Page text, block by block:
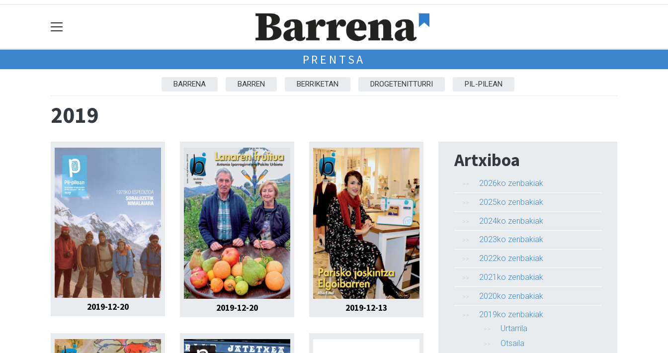
PRENTSA
BARRENA BARREN BERRIKETAN DROGETENITTURRI PIL-PILEAN
2019
2019-12-20 2019-12-20 2019-12-13
Artxiboa
2026ko zenbakiak
2025ko zenbakiak
2024ko zenbakiak
2023ko zenbakiak
2022ko zenbakiak
2021ko zenbakiak
2020ko zenbakiak
2019ko zenbakiak
Urtarrila
Otsaila